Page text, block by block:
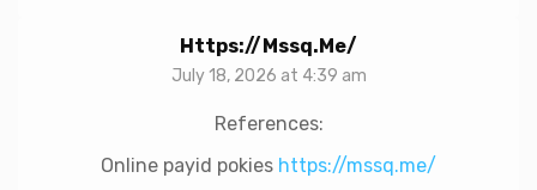
Https://mssq.me/
July 18, 2026 at 4:39 am
References:
Online payid pokies https://mssq.me/